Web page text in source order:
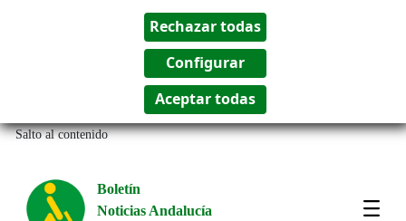
Salto al contenido
Boletín
Noticias Andalucía